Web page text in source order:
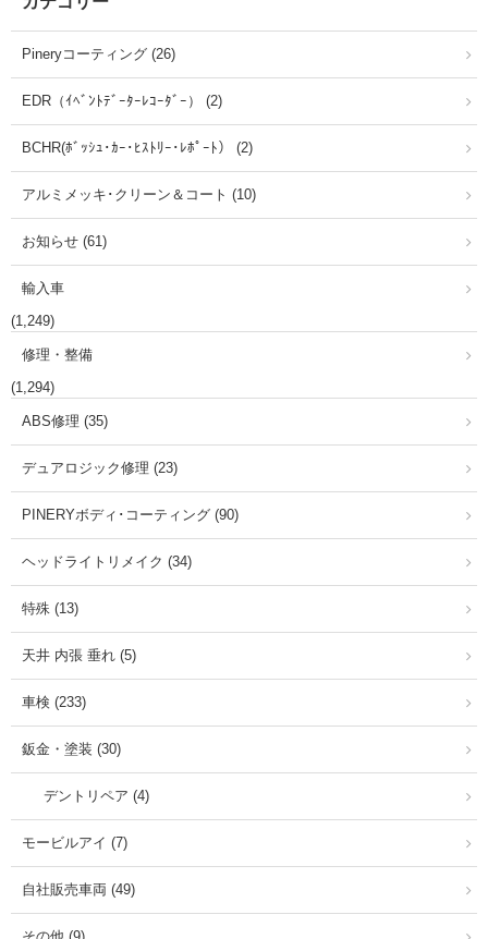
Pineryコーティング (26)
EDR（ｲﾍﾞﾝﾄﾃﾞｰﾀｰﾚｺｰﾀﾞｰ） (2)
BCHR(ﾎﾞｯｼｭ･ｶｰ･ﾋｽﾄﾘｰ･ﾚﾎﾟｰﾄ） (2)
アルミメッキ･クリーン＆コート (10)
お知らせ (61)
輸入車
(1,249)
修理・整備
(1,294)
ABS修理 (35)
デュアロジック修理 (23)
PINERYボディ･コーティング (90)
ヘッドライトリメイク (34)
特殊 (13)
天井 内張 垂れ (5)
車検 (233)
鈑金・塗装 (30)
デントリペア (4)
モービルアイ (7)
自社販売車両 (49)